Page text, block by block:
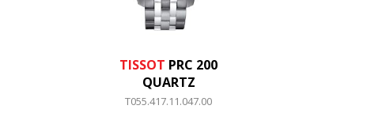
TISSOT PRC 200
QUARTZ
T055.417.11.047.00